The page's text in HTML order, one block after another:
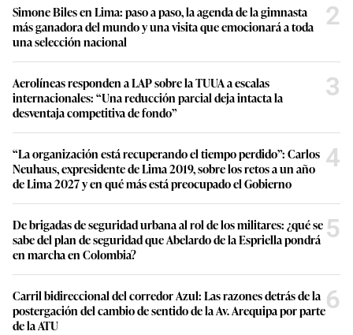
Simone Biles en Lima: paso a paso, la agenda de la gimnasta
más ganadora del mundo y una visita que emocionará a toda
una selección nacional
2
Aerolíneas responden a LAP sobre la TUUA a escalas
internacionales: “Una reducción parcial deja intacta la
desventaja competitiva de fondo”
3
“La organización está recuperando el tiempo perdido”: Carlos
Neuhaus, expresidente de Lima 2019, sobre los retos a un año
de Lima 2027 y en qué más está preocupado el Gobierno
4
De brigadas de seguridad urbana al rol de los militares: ¿qué se
sabe del plan de seguridad que Abelardo de la Espriella pondrá
en marcha en Colombia?
5
Carril bidireccional del corredor Azul: Las razones detrás de la
postergación del cambio de sentido de la Av. Arequipa por parte
de la ATU
6